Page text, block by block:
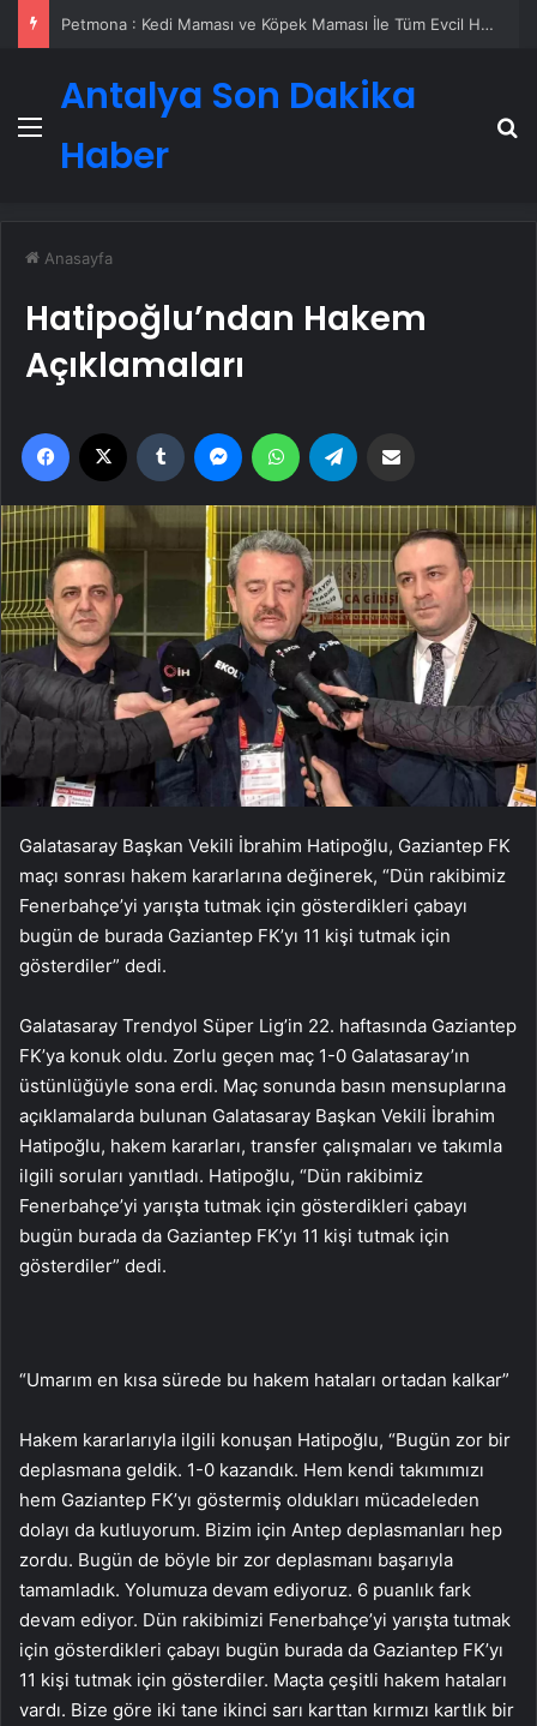
Petmona : Kedi Maması ve Köpek Maması İle Tüm Evcil Hayvan Ürünleri
Menü
Antalya Son Dakika
Haber
Anasayfa
Hatipoğlu’ndan Hakem
Açıklamaları
Facebook Tumblr MessengerWhatsApp
Galatasaray Başkan Vekili İbrahim Hatipoğlu, Gaziantep FK
maçı sonrası hakem kararlarına değinerek, “Dün rakibimiz
Fenerbahçe’yi yarışta tutmak için gösterdikleri çabayı
bugün de burada Gaziantep FK’yı 11 kişi tutmak için
gösterdiler” dedi.
Galatasaray Trendyol Süper Lig’in 22. haftasında Gaziantep
FK’ya konuk oldu. Zorlu geçen maç 1-0 Galatasaray’ın
üstünlüğüyle sona erdi. Maç sonunda basın mensuplarına
açıklamalarda bulunan Galatasaray Başkan Vekili İbrahim
Hatipoğlu, hakem kararları, transfer çalışmaları ve takımla
ilgili soruları yanıtladı. Hatipoğlu, “Dün rakibimiz
Fenerbahçe’yi yarışta tutmak için gösterdikleri çabayı
bugün burada da Gaziantep FK’yı 11 kişi tutmak için
gösterdiler” dedi.
“Umarım en kısa sürede bu hakem hataları ortadan kalkar”
Hakem kararlarıyla ilgili konuşan Hatipoğlu, “Bugün zor bir
deplasmana geldik. 1-0 kazandık. Hem kendi takımımızı
hem Gaziantep FK’yı göstermiş oldukları mücadeleden
dolayı da kutluyorum. Bizim için Antep deplasmanları hep
zordu. Bugün de böyle bir zor deplasmanı başarıyla
tamamladık. Yolumuza devam ediyoruz. 6 puanlık fark
devam ediyor. Dün rakibimizi Fenerbahçe’yi yarışta tutmak
için gösterdikleri çabayı bugün burada da Gaziantep FK’yı
11 kişi tutmak için gösterdiler. Maçta çeşitli hakem hataları
vardı. Bize göre iki tane ikinci sarı karttan kırmızı kartlık bir